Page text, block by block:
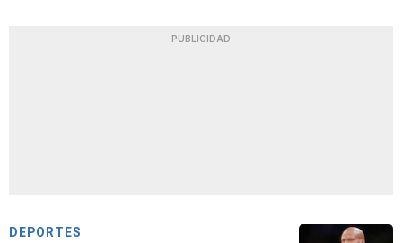
PUBLICIDAD
DEPORTES